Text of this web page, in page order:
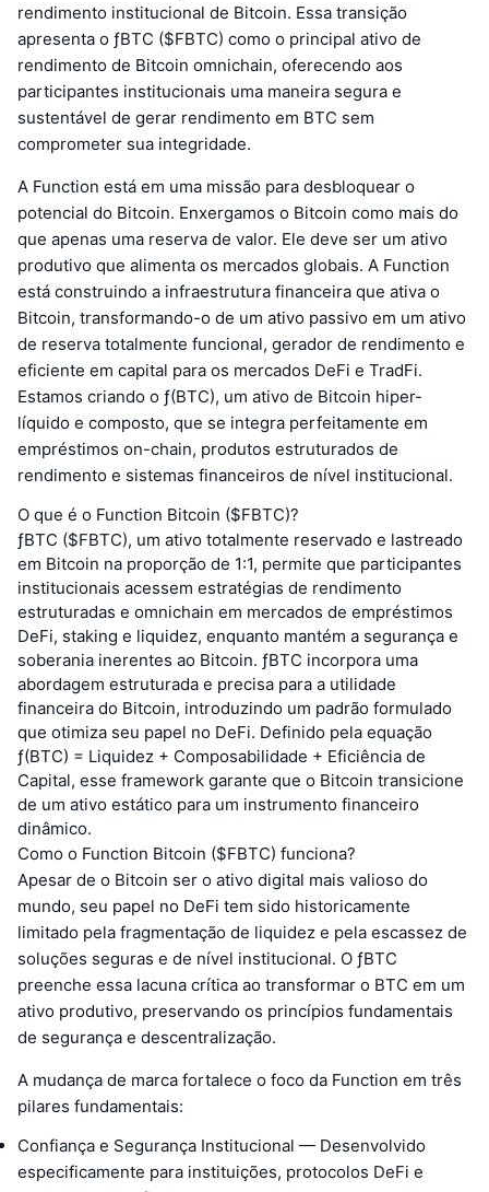
rendimento institucional de Bitcoin. Essa transição
apresenta o ƒBTC ($FBTC) como o principal ativo de
rendimento de Bitcoin omnichain, oferecendo aos
participantes institucionais uma maneira segura e
sustentável de gerar rendimento em BTC sem
comprometer sua integridade.
A Function está em uma missão para desbloquear o
potencial do Bitcoin. Enxergamos o Bitcoin como mais do
que apenas uma reserva de valor. Ele deve ser um ativo
produtivo que alimenta os mercados globais. A Function
está construindo a infraestrutura financeira que ativa o
Bitcoin, transformando-o de um ativo passivo em um ativo
de reserva totalmente funcional, gerador de rendimento e
eficiente em capital para os mercados DeFi e TradFi.
Estamos criando o ƒ(BTC), um ativo de Bitcoin hiper-
líquido e composto, que se integra perfeitamente em
empréstimos on-chain, produtos estruturados de
rendimento e sistemas financeiros de nível institucional.
O que é o Function Bitcoin ($FBTC)?
ƒBTC ($FBTC), um ativo totalmente reservado e lastreado
em Bitcoin na proporção de 1:1, permite que participantes
institucionais acessem estratégias de rendimento
estruturadas e omnichain em mercados de empréstimos
DeFi, staking e liquidez, enquanto mantém a segurança e
soberania inerentes ao Bitcoin. ƒBTC incorpora uma
abordagem estruturada e precisa para a utilidade
financeira do Bitcoin, introduzindo um padrão formulado
que otimiza seu papel no DeFi. Definido pela equação
ƒ(BTC) = Liquidez + Composabilidade + Eficiência de
Capital, esse framework garante que o Bitcoin transicione
de um ativo estático para um instrumento financeiro
dinâmico.
Como o Function Bitcoin ($FBTC) funciona?
Apesar de o Bitcoin ser o ativo digital mais valioso do
mundo, seu papel no DeFi tem sido historicamente
limitado pela fragmentação de liquidez e pela escassez de
soluções seguras e de nível institucional. O ƒBTC
preenche essa lacuna crítica ao transformar o BTC em um
ativo produtivo, preservando os princípios fundamentais
de segurança e descentralização.
A mudança de marca fortalece o foco da Function em três
pilares fundamentais:
Confiança e Segurança Institucional — Desenvolvido
especificamente para instituições, protocolos DeFi e